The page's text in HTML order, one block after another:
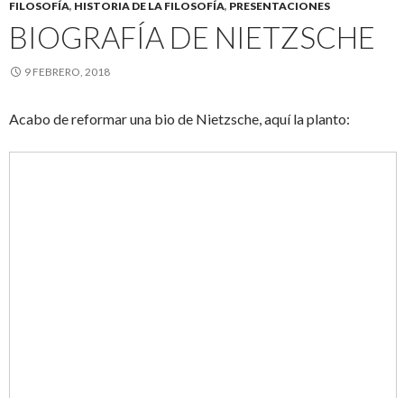
FILOSOFÍA, HISTORIA DE LA FILOSOFÍA, PRESENTACIONES
BIOGRAFÍA DE NIETZSCHE
9 FEBRERO, 2018
Acabo de reformar una bio de Nietzsche, aquí la planto: